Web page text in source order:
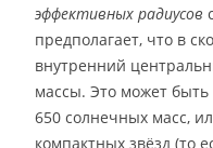
эффективных радиусов
предполагает, что в
внутренний
массы. Это может
650 солнечных масс,
компактных звёзд (то